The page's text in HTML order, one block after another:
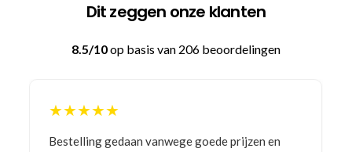
Dit zeggen onze klanten
8.5/10op basis van 206 beoordelingen
★★★★★
Bestelling gedaan vanwege goede prijzen en